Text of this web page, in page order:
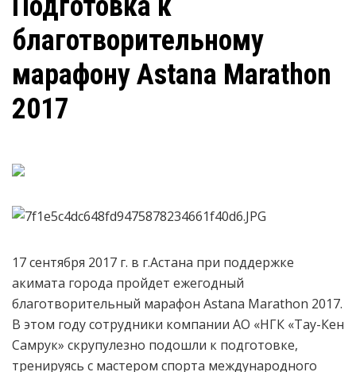
благотворительному
марафону Astana Marathon
2017
17 сентября 2017 г. в г.Астана при поддержке
акимата города пройдет ежегодный
благотворительный марафон Astana Marathon 2017.
В этом году сотрудники компании АО «НГК «Тау-Кен
Самрук» скрупулезно подошли к подготовке,
тренируясь с мастером спорта международного